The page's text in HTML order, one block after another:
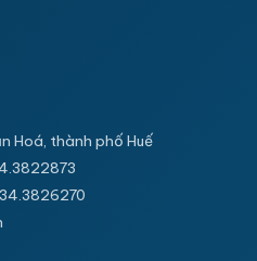
Hoá, thành phố Huế